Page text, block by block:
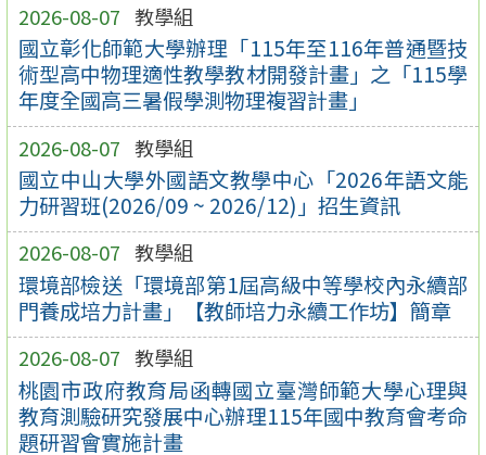
2026-08-07 教學組
國立彰化師範大學辦理「115年至116年普通暨技
術型高中物理適性教學教材開發計畫」之「115學
年度全國高三暑假學測物理複習計畫」
2026-08-07 教學組
國立中山大學外國語文教學中心「2026年語文能
力研習班(2026/09 ~ 2026/12)」招生資訊
2026-08-07 教學組
環境部檢送「環境部第1屆高級中等學校內永續部
門養成培力計畫」【教師培力永續工作坊】簡章
2026-08-07 教學組
桃園市政府教育局函轉國立臺灣師範大學心理與
教育測驗研究發展中心辦理115年國中教育會考命
題研習會實施計畫